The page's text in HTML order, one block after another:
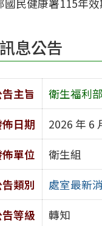
國民健康署115年
訊息公告
主旨
衛生福利
日期
2026 年 6
單位
衛生組
類別
處室最新
等級
轉知